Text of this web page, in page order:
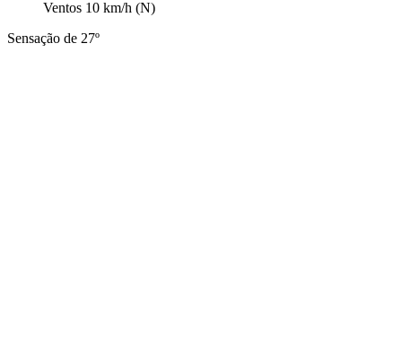
Ventos 10 km/h (N)
Sensação de 27º